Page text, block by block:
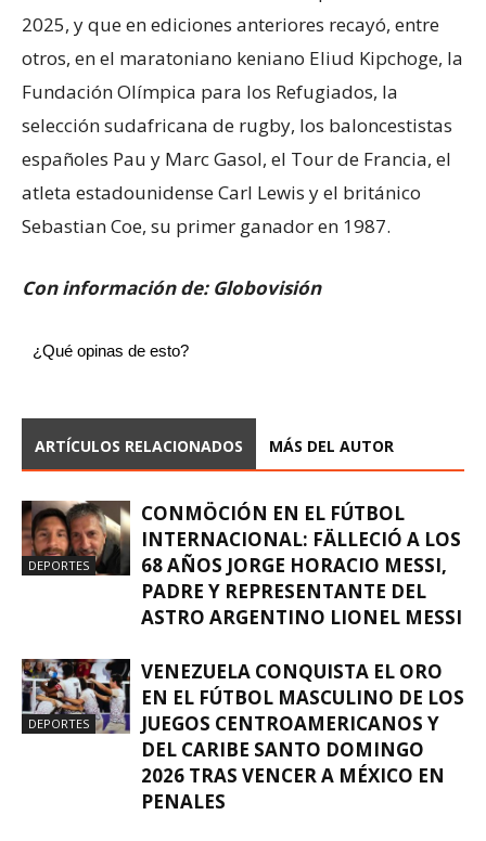
2025, y que en ediciones anteriores recayó, entre
otros, en el maratoniano keniano Eliud Kipchoge, la
Fundación Olímpica para los Refugiados, la
selección sudafricana de rugby, los baloncestistas
españoles Pau y Marc Gasol, el Tour de Francia, el
atleta estadounidense Carl Lewis y el británico
Sebastian Coe, su primer ganador en 1987.
Con información de: Globovisión
¿Qué opinas de esto?
ARTÍCULOS RELACIONADOS MÁS DEL AUTOR
DEPORTES
CONMÖCIÓN EN EL FÚTBOL
INTERNACIONAL: FÄLLECIÓ A LOS
68 AÑOS JORGE HORACIO MESSI,
PADRE Y REPRESENTANTE DEL
ASTRO ARGENTINO LIONEL MESSI
DEPORTES
VENEZUELA CONQUISTA EL ORO
EN EL FÚTBOL MASCULINO DE LOS
JUEGOS CENTROAMERICANOS Y
DEL CARIBE SANTO DOMINGO
2026 TRAS VENCER A MÉXICO EN
PENALES